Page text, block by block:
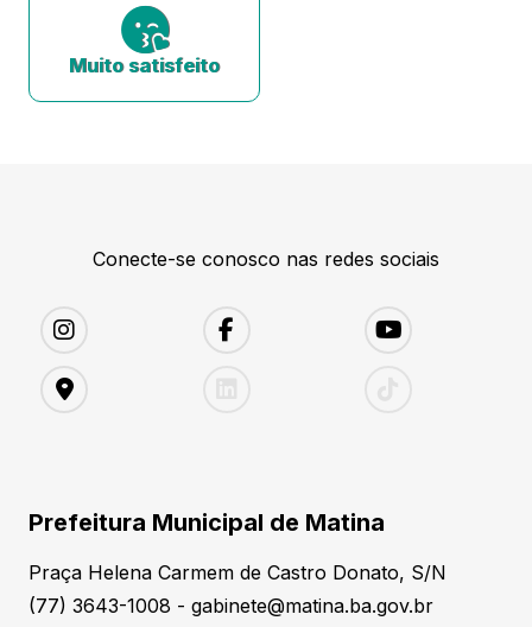
Muito satisfeito
Conecte-se conosco nas redes sociais
Prefeitura Municipal de Matina
Praça Helena Carmem de Castro Donato, S/N
(77) 3643-1008 - gabinete@matina.ba.gov.br